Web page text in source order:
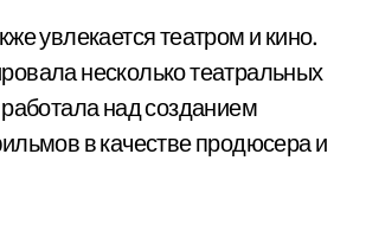
увлекается театром и кино.
несколько театральных
над созданием
в качестве продюсера и